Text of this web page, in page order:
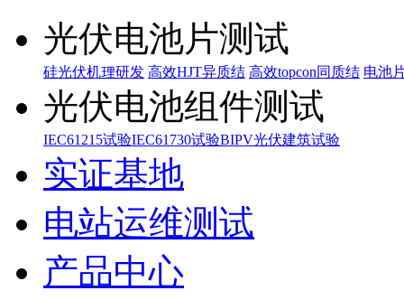
光伏电池片测试
硅光伏机理研发 高效HJT异质结 高效topcon同质结 电池
光伏电池组件测试
IEC61215试验IEC61730试验BIPV光伏建筑试验
实证基地
电站运维测试
产品中心